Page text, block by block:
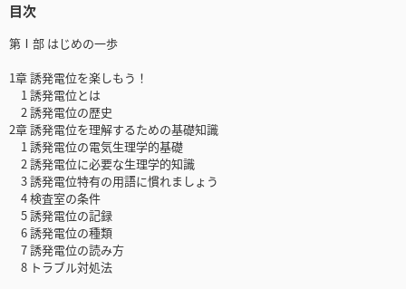
目次
第Ⅰ部 はじめの一歩
1章 誘発電位を楽しもう！
1 誘発電位とは
2 誘発電位の歴史
2章 誘発電位を理解するための基礎知識
1 誘発電位の電気生理学的基礎
2 誘発電位に必要な生理学的知識
3 誘発電位特有の用語に慣れましょう
4 検査室の条件
5 誘発電位の記録
6 誘発電位の種類
7 誘発電位の読み方
8 トラブル対処法